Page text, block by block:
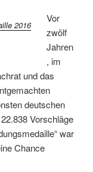
Vor
zwölf
Jahren
, im
und das
deutschen
Vorschläge
war
Chance